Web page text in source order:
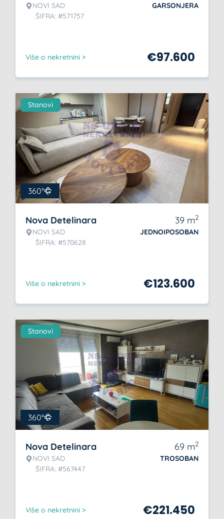
NOVI SAD
ŠIFRA: #571757
GARSONJERA
Više o nekretnini > €97.600
Stanovi
360°
Nova Detelinara
NOVI SAD
ŠIFRA: #570628
39 m2
JEDNOIPOSOBAN
Više o nekretnini > €123.600
Stanovi
360°
Nova Detelinara
NOVI SAD
ŠIFRA: #567447
69 m2
TROSOBAN
Više o nekretnini > €221.450